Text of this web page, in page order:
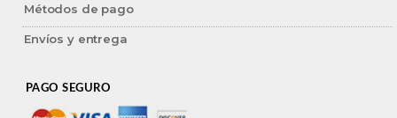
Métodos de pago
Envíos y entrega
PAGO SEGURO